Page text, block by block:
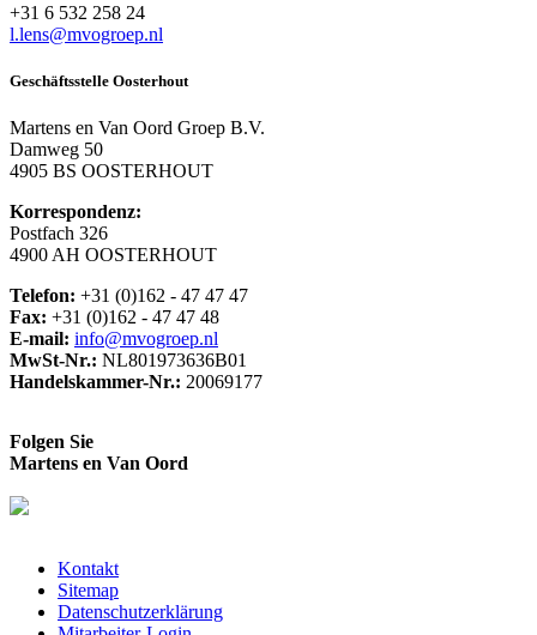
+31 6 532 258 24
l.lens@mvogroep.nl
Geschäftsstelle Oosterhout
Martens en Van Oord Groep B.V.
Damweg 50
4905 BS OOSTERHOUT
Korrespondenz:
Postfach 326
4900 AH OOSTERHOUT
Telefon: +31 (0)162 - 47 47 47
Fax: +31 (0)162 - 47 47 48
E-mail: info@mvogroep.nl
MwSt-Nr.: NL801973636B01
Handelskammer-Nr.: 20069177
Folgen Sie
Martens en Van Oord
Kontakt
Sitemap
Datenschutzerklärung